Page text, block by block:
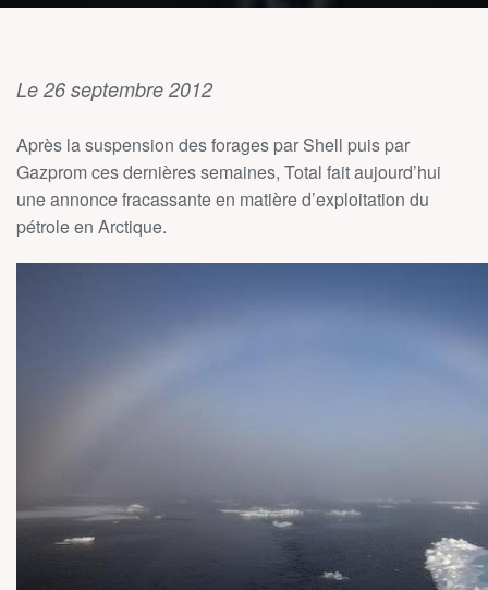
Le 26 septembre 2012
Après la suspension des forages par Shell puis par
Gazprom ces dernières semaines, Total fait aujourd’hui
une annonce fracassante en matière d’exploitation du
pétrole en Arctique.